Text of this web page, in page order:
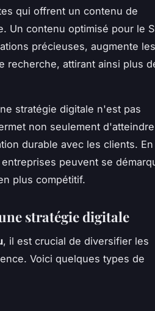
qui offrent un contenu de
Un contenu optimisé pour le
précieuses, augmente les
recherche, attirant ainsi plus
stratégie digitale n'est pas
non seulement
durable avec les clients. En
peuvent se
plus compétitif.
stratégie digitale
, il est crucial de diversifier les
Voici quelques types de